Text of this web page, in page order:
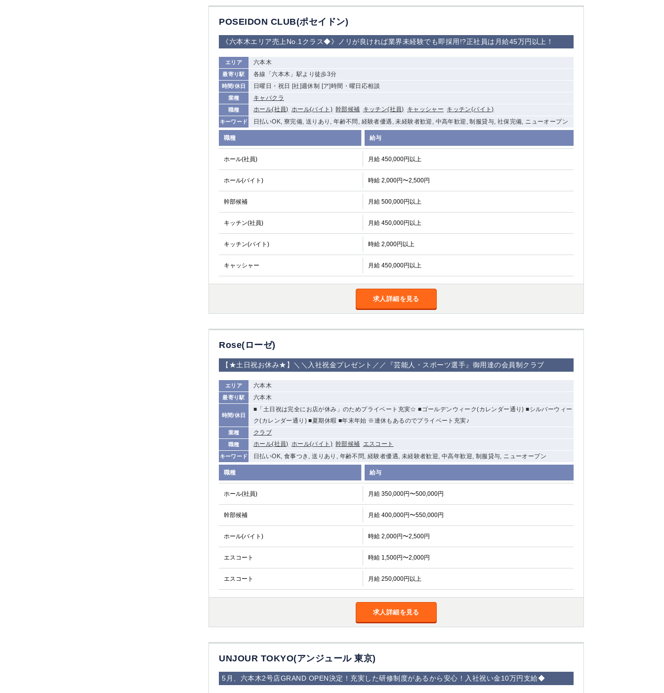
POSEIDON CLUB(ポセイドン)
《六本木エリア売上No.1クラス◆》ノリが良ければ業界未経験でも即採用!?正社員は月給45万円以上！
エリア 六本木
最寄り駅 各線「六本木」駅より徒歩3分
時間/休日 日曜日・祝日 [社]週休制 [ア]時間・曜日応相談
業種 キャバクラ
職種 ホール(社員) ホール(バイト) 幹部候補 キッチン(社員) キャッシャー キッチン(バイト)
キーワード 日払いOK, 寮完備, 送りあり, 年齢不問, 経験者優遇, 未経験者歓迎, 中高年歓迎, 制服貸与, 社保完備, ニューオープン
職種 給与
ホール(社員) 月給 450,000円以上
ホール(バイト) 時給 2,000円〜2,500円
幹部候補 月給 500,000円以上
キッチン(社員) 月給 450,000円以上
キッチン(バイト) 時給 2,000円以上
キャッシャー 月給 450,000円以上
求人詳細を見る
Rose(ローゼ)
【★土日祝お休み★】＼＼入社祝金プレゼント／／『芸能人・スポーツ選手』御用達の会員制クラブ
エリア 六本木
最寄り駅 六本木
時間/休日
■「土日祝は完全にお店が休み」のためプライベート充実☆ ■ゴールデンウィーク(カレンダー通り) ■シルバーウィー
ク(カレンダー通り) ■夏期休暇 ■年末年始 ※連休もあるのでプライベート充実♪
業種 クラブ
職種 ホール(社員) ホール(バイト) 幹部候補 エスコート
キーワード 日払いOK, 食事つき, 送りあり, 年齢不問, 経験者優遇, 未経験者歓迎, 中高年歓迎, 制服貸与, ニューオープン
職種 給与
ホール(社員) 月給 350,000円〜500,000円
幹部候補 月給 400,000円〜550,000円
ホール(バイト) 時給 2,000円〜2,500円
エスコート 時給 1,500円〜2,000円
エスコート 月給 250,000円以上
求人詳細を見る
UNJOUR TOKYO(アンジュール 東京)
5月、六本木2号店GRAND OPEN決定！充実した研修制度があるから安心！入社祝い金10万円支給◆